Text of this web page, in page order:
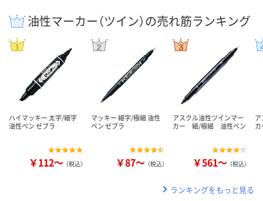
油性マーカー（ツイン）の売れ筋ランキング
ハイマッキー 太字/細字
油性ペン ゼブラ
￥112～ （税込）
マッキー 細字/極細 油性
ペン ゼブラ
￥87～ （税込）
アスクル油性ツインマー
カー 細/極細 油性ペン
￥561～ （税込）
ランキングをもっと見る